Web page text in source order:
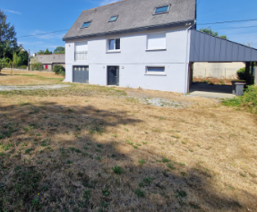
VOIR LE BIEN